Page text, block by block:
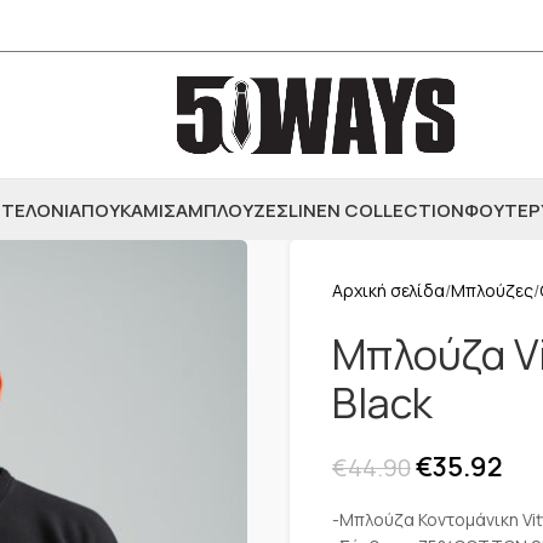
ΠΟΥΚΑΜΙΣΑΜΠΛΟΥΖΕΣLINEN COLLECTIONΦΟΥΤΕΡ
Αρχική σελίδα Μπλούζες
Μπλούζα
Black
€44.90€35.92
-Μπλούζα Κοντομάνικη